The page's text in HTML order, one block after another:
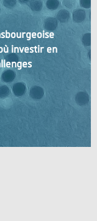
investir en